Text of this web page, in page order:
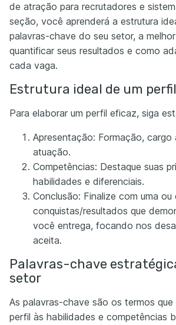
de atração para recrutadores e
seção, você aprenderá a estrutura
palavras-chave do seu setor, a
quantificar seus resultados e como
cada vaga.
Estrutura ideal de um
Para elaborar um perfil eficaz, siga
Apresentação: Formação, cargo
atuação.
Competências: Destaque suas
habilidades e diferenciais.
Conclusão: Finalize com uma ou
conquistas/resultados que
você entrega, focando nos
aceita.
Palavras-chave
setor
As palavras-chave são os termos
perfil às habilidades e competências